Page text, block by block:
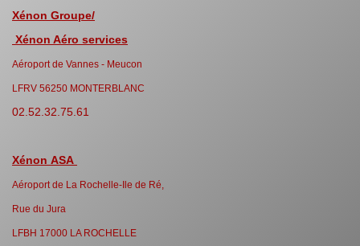
Xénon Groupe/
Xénon Aéro services
Aéroport de Vannes - Meucon
LFRV 56250 MONTERBLANC
02.52.32.75.61
Xénon ASA
Aéroport de La Rochelle-Ile de Ré,
Rue du Jura
LFBH 17000 LA ROCHELLE